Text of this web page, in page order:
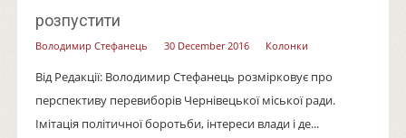
розпустити
Володимир Стефанець 30 December 2016 Колонки
Від Редакції: Володимир Стефанець розмірковує про
перспективу перевиборів Чернівецької міської ради.
Імітація політичної боротьби, інтереси влади і де...